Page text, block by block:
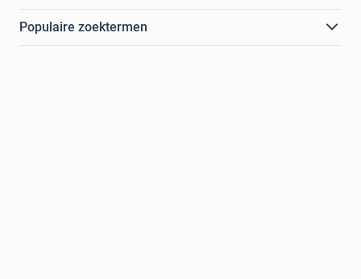
Populaire zoektermen